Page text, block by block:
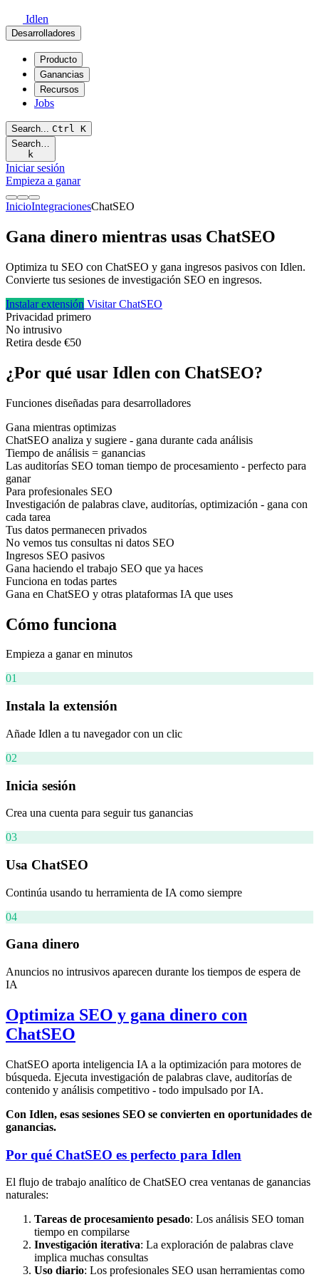
Idlen
Desarrolladores
Producto
Ganancias
Recursos
Jobs
Search... Ctrl K
Search…
k
Iniciar sesión
Empieza a ganar
InicioIntegracionesChatSEO
Gana dinero mientras usas ChatSEO
Optimiza tu SEO con ChatSEO y gana ingresos pasivos con Idlen.
Convierte tus sesiones de investigación SEO en ingresos.
Instalar extensión Visitar ChatSEO
Privacidad primero
No intrusivo
Retira desde €50
¿Por qué usar Idlen con ChatSEO?
Funciones diseñadas para desarrolladores
Gana mientras optimizas
ChatSEO analiza y sugiere - gana durante cada análisis
Tiempo de análisis = ganancias
Las auditorías SEO toman tiempo de procesamiento - perfecto para
ganar
Para profesionales SEO
Investigación de palabras clave, auditorías, optimización - gana con
cada tarea
Tus datos permanecen privados
No vemos tus consultas ni datos SEO
Ingresos SEO pasivos
Gana haciendo el trabajo SEO que ya haces
Funciona en todas partes
Gana en ChatSEO y otras plataformas IA que uses
Cómo funciona
Empieza a ganar en minutos
01
Instala la extensión
Añade Idlen a tu navegador con un clic
02
Inicia sesión
Crea una cuenta para seguir tus ganancias
03
Usa ChatSEO
Continúa usando tu herramienta de IA como siempre
04
Gana dinero
Anuncios no intrusivos aparecen durante los tiempos de espera de
IA
Optimiza SEO y gana dinero con
ChatSEO
ChatSEO aporta inteligencia IA a la optimización para motores de
búsqueda. Ejecuta investigación de palabras clave, auditorías de
contenido y análisis competitivo - todo impulsado por IA.
Con Idlen, esas sesiones SEO se convierten en oportunidades de
ganancias.
Por qué ChatSEO es perfecto para Idlen
El flujo de trabajo analítico de ChatSEO crea ventanas de ganancias
naturales:
Tareas de procesamiento pesado: Los análisis SEO toman
tiempo en compilarse
Investigación iterativa: La exploración de palabras clave
implica muchas consultas
Uso diario: Los profesionales SEO usan herramientas como